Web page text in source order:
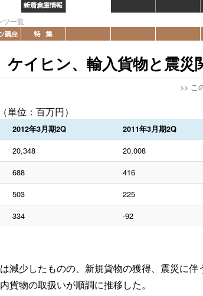
ツ一覧
ケイヒン、輸入貨物と震災
>> こ
単位：百万円）
2012年3月期2Q 2011年3月期2Q
20,348 20,008
688 416
503 225
334 -92
減少したものの、新規貨物の獲得、震災に伴
貨物の取扱いが順調に推移した。